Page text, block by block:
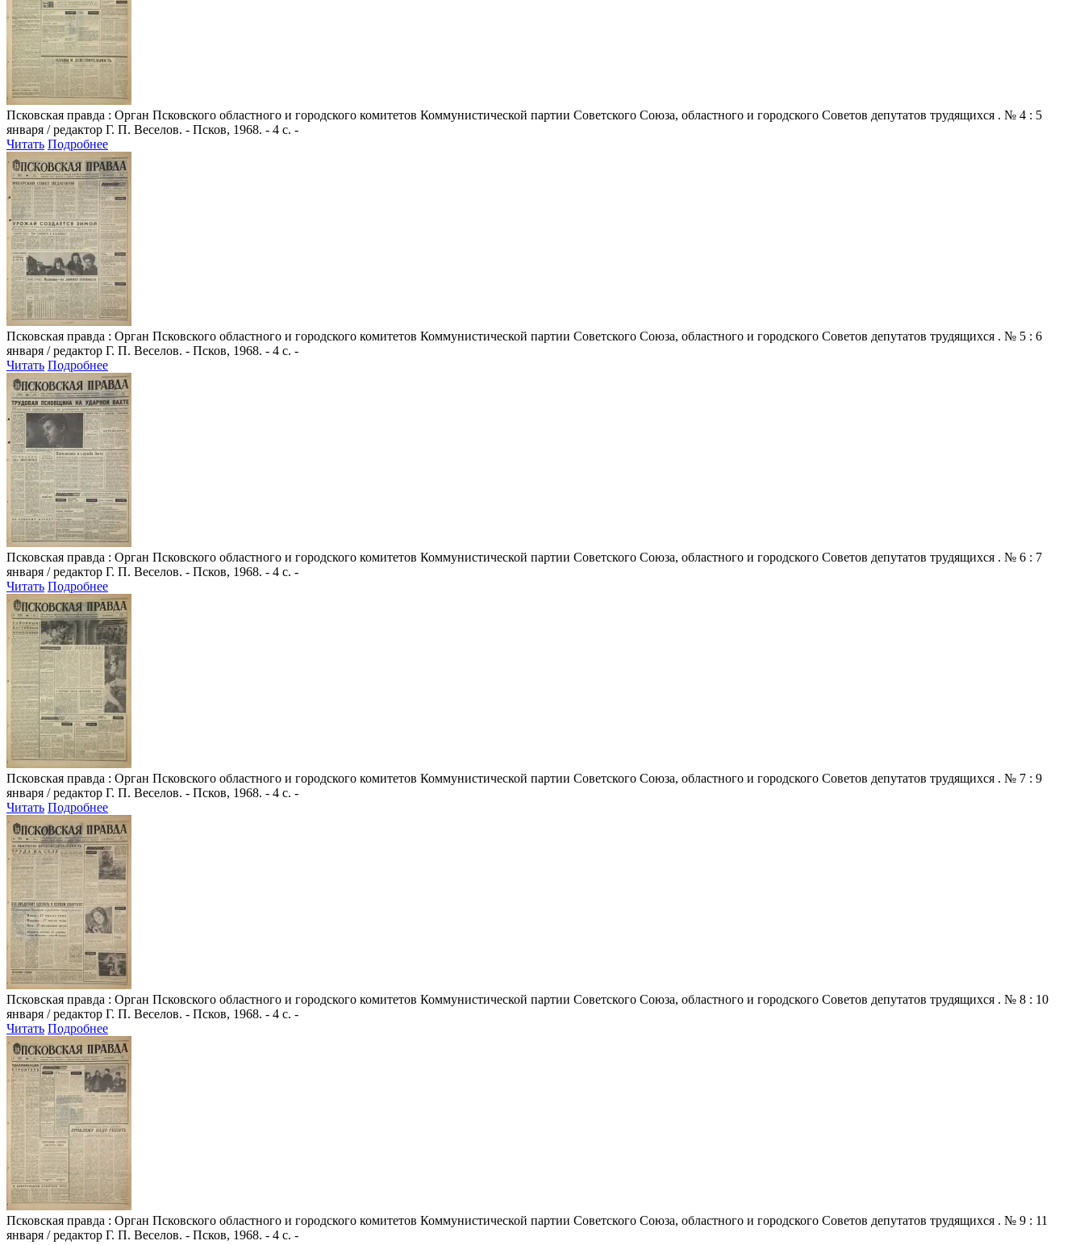
Псковская правда : Орган Псковского областного и городского комитетов Коммунистической партии Советского Союза, областного и городского Советов депутатов трудящихся . № 4 : 5
января / редактор Г. П. Веселов. - Псков, 1968. - 4 с. -
Читать Подробнее
Псковская правда : Орган Псковского областного и городского комитетов Коммунистической партии Советского Союза, областного и городского Советов депутатов трудящихся . № 5 : 6
января / редактор Г. П. Веселов. - Псков, 1968. - 4 с. -
Читать Подробнее
Псковская правда : Орган Псковского областного и городского комитетов Коммунистической партии Советского Союза, областного и городского Советов депутатов трудящихся . № 6 : 7
января / редактор Г. П. Веселов. - Псков, 1968. - 4 с. -
Читать Подробнее
Псковская правда : Орган Псковского областного и городского комитетов Коммунистической партии Советского Союза, областного и городского Советов депутатов трудящихся . № 7 : 9
января / редактор Г. П. Веселов. - Псков, 1968. - 4 с. -
Читать Подробнее
Псковская правда : Орган Псковского областного и городского комитетов Коммунистической партии Советского Союза, областного и городского Советов депутатов трудящихся . № 8 : 10
января / редактор Г. П. Веселов. - Псков, 1968. - 4 с. -
Читать Подробнее
Псковская правда : Орган Псковского областного и городского комитетов Коммунистической партии Советского Союза, областного и городского Советов депутатов трудящихся . № 9 : 11
января / редактор Г. П. Веселов. - Псков, 1968. - 4 с. -